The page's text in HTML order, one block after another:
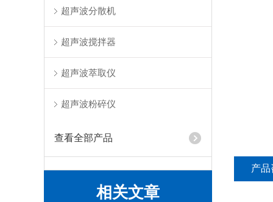
超声波分散机
超声波搅拌器
超声波萃取仪
超声波粉碎仪
查看全部产品
相关文章
产品